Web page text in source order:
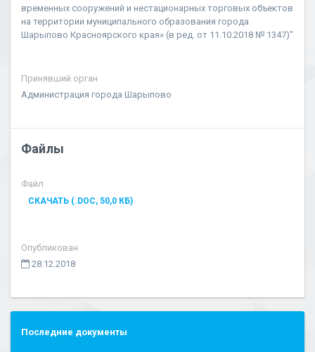
временных сооружений и нестационарных торговых объектов
на территории муниципального образования города
Шарыпово Красноярского края» (в ред. от 11.10.2018 № 1347)"
Принявший орган
Администрация города Шарыпово
Файлы
Файл
СКАЧАТЬ (.DOC, 50,0 КБ)
Опубликован
28.12.2018
Последние документы